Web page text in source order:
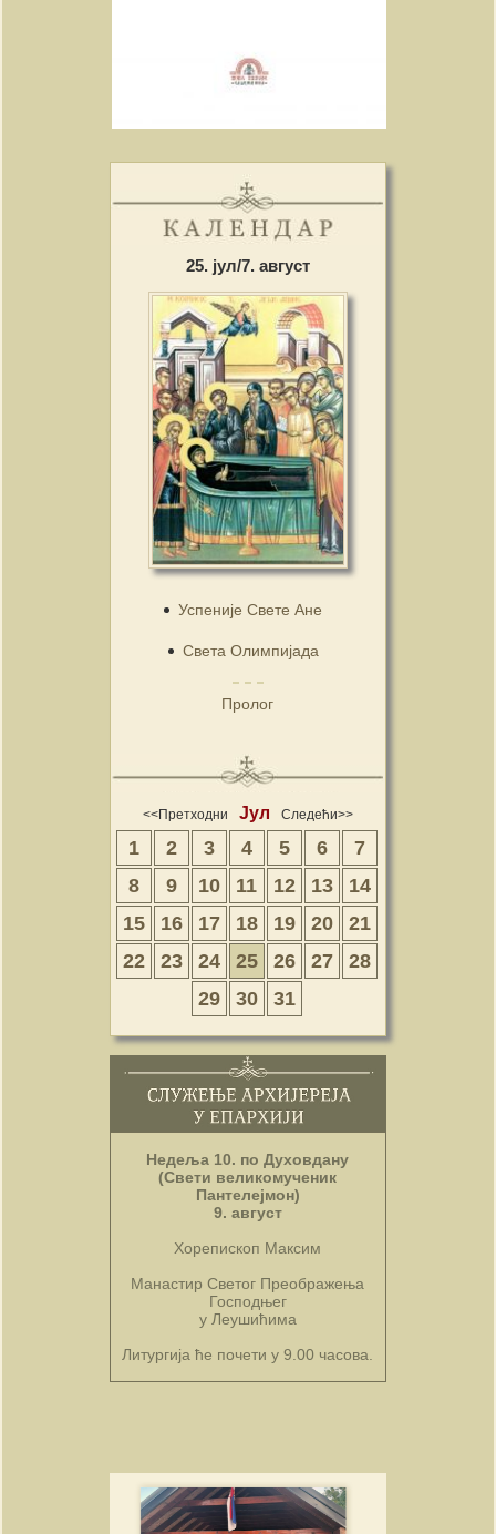
25. јул/7. август
Успеније Свете Ане
Света Олимпијада
Пролог
<<Претходни Јул Следећи>>
1 2 3 4 5 6
7
8
9 10 11 12 13
14
15
16 17 18 19 20
21
22
23 24 25 26 27
28
29
30 31
Недеља 10. по Духовдану
(Свети великомученик
Пантелејмон)
9. август
Хорепископ Максим
Манастир Светог Преображења
Господњег
у Леушићима
Литургија ће почети у 9.00 часова.